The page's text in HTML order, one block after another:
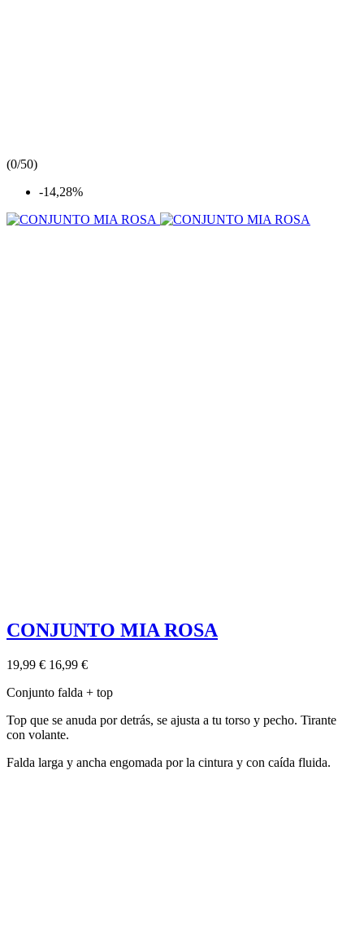
(0/50)
-14,28%
CONJUNTO MIA ROSA
19,99 € 16,99 €
Conjunto falda + top
Top que se anuda por detrás, se ajusta a tu torso y pecho. Tirante
con volante.
Falda larga y ancha engomada por la cintura y con caída fluida.